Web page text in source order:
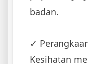
badan.
✓‌
Kesihatan